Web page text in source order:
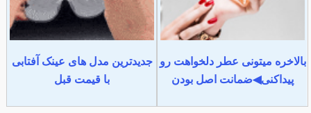
بالاخره میتونی عطر دلخواهت رو
پیداکنی◀ضمانت اصل بودن
جدیدترین مدل های عینک آفتابی
با قیمت قبل